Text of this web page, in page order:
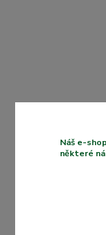
Náš e-
některé